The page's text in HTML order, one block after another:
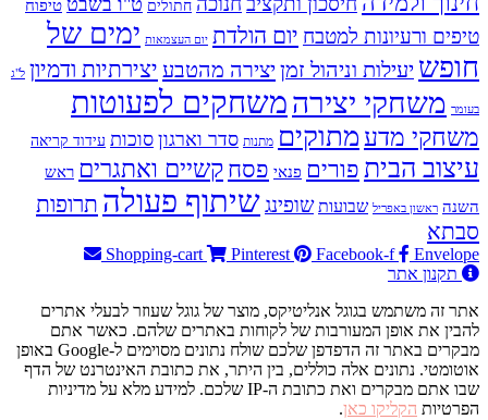
חתולים ט"ו בשבט טיפוח
טיפים ורעיונות למטבח יום הולדת יום העצמאות ימים של
חופש יעילות וניהול זמן יצירה מהטבע יצירתיות ודמיון ל"ג
בעומר משחקי יצירהמשחקים לפעוטות
משחקי מדע מתוקים מתנות סדר וארגון סוכות עידוד קריאה
עיצוב הבית פורים פנאי פסח קשיים ואתגרים ראש
השנה ראשון באפריל שבועות שופינגשיתוף פעולה תרופות
סבתא
Shopping-cart Pinterest Facebook-f
Envelope
תקנון אתר
אתר זה משתמש בגוגל אנליטיקס, מוצר של גוגל שעוזר לבעלי אתרים
להבין את אופן המעורבות של לקוחות באתרים שלהם. כאשר אתם
מבקרים באתר זה הדפדפן שלכם שולח נתונים מסוימים ל-Google באופן
אוטומטי. נתונים אלה כוללים, בין היתר, את כתובת האינטרנט של הדף
שבו אתם מבקרים ואת כתובת ה-IP שלכם. למידע מלא על מדיניות
הפרטיות הקליקו כאן.